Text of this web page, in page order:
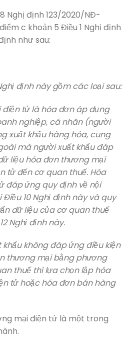
Nghị định 123/2020/NĐ-
c khoản 5 Điều 1 Nghị định
như sau:
định này gồm các loại sau:
tử là hóa đơn áp dụng
nghiệp, cá nhân (người
xuất khẩu hàng hóa, cung
mà người xuất khẩu đáp
liệu hóa đơn thương mại
tử đến cơ quan thuế. Hóa
đáp ứng quy định về nội
10 Nghị định này và quy
dữ liệu của cơ quan thuế
Nghị định này.
không đáp ứng điều kiện
thương mại bằng phương
thuế thì lựa chọn lập hóa
tử hoặc hóa đơn bán hàng
mại điện tử là một trong